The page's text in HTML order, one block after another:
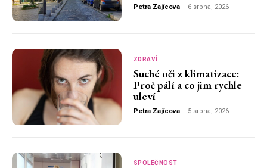
Petra Zajícova - 6 srpna, 2026
ZDRAVÍ
Suché oči z klimatizace:
Proč pálí a co jim rychle
uleví
Petra Zajícova - 5 srpna, 2026
SPOLEČNOST